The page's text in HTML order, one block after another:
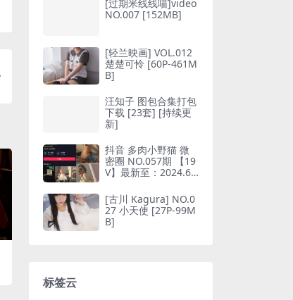
[过期米线线喵]video
NO.007 [152MB]
[轻兰映画] VOL.012
楚楚可怜 [60P-461M
B]
汪知子 图包合集打包
下载 [23套] [持续更
新]
抖音 多肉小野猫 微
密圈 NO.057期 【19
V】最新至：2024.6.
推特叫什么)
[古川 Kagura] NO.0
27 小天使 [27P-99M
B]
标签云